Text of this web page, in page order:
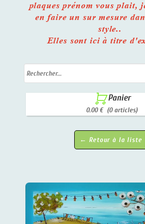
plaques prénom vous plait,
en faire un sur mesure
style..
Elles sont ici à titre
 Panier
0.00 € (0 articles)
← Retour à la liste